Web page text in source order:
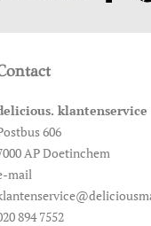
klantenservice
606
AP Doetinchem
mail
894 7552